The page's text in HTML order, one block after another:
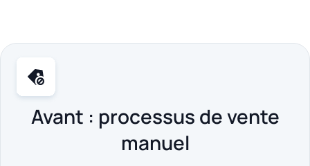
Avant : processus de vente
manuel